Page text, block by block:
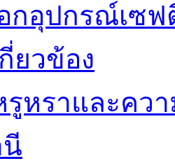
กอุปกรณ์เซ
ยวข้อง
หราและคว